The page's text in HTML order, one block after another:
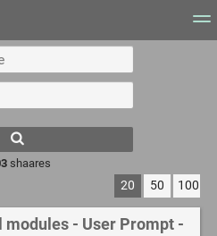
shaares
20 50 100
modules - User Prompt -